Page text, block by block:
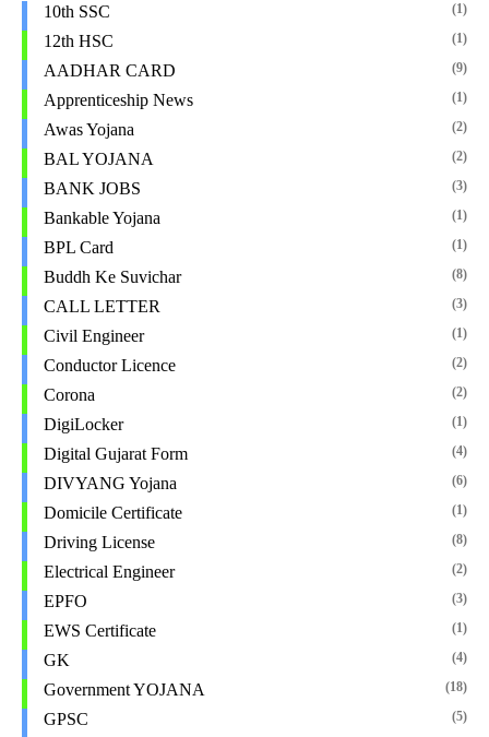
10th SSC (1)
12th HSC (1)
AADHAR CARD (9)
Apprenticeship News (1)
Awas Yojana (2)
BAL YOJANA (2)
BANK JOBS (3)
Bankable Yojana (1)
BPL Card (1)
Buddh Ke Suvichar (8)
CALL LETTER (3)
Civil Engineer (1)
Conductor Licence (2)
Corona (2)
DigiLocker (1)
Digital Gujarat Form (4)
DIVYANG Yojana (6)
Domicile Certificate (1)
Driving License (8)
Electrical Engineer (2)
EPFO (3)
EWS Certificate (1)
GK (4)
Government YOJANA (18)
GPSC (5)